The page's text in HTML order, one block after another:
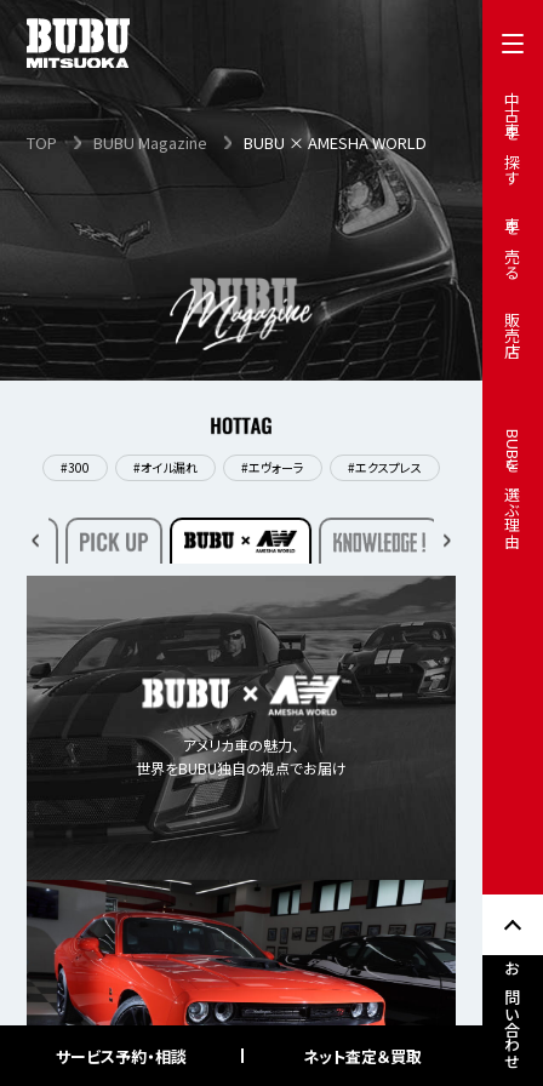
中古車を探す
車を売る
販売店
BUBUを選ぶ理由
お問い合わせ
TOP BUBU Magazine BUBU × AMESHA WORLD
#300 #オイル漏れ #エヴォーラ #エクスプレス
アメリカ車の魅力、
世界をBUBU独自の視点でお届け
サービス予約・相談 ネット査定＆買取